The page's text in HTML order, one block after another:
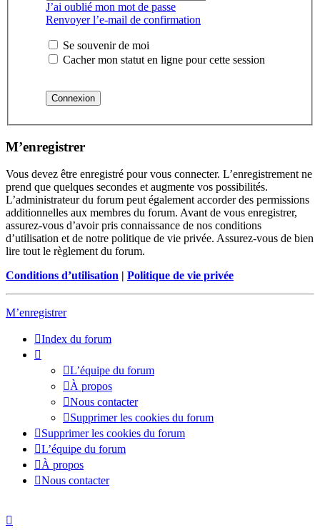
J’ai oublié mon mot de passe
Renvoyer l’e-mail de confirmation
Se souvenir de moi
Cacher mon statut en ligne pour cette session
M’enregistrer
Vous devez être enregistré pour vous connecter. L’enregistrement ne
prend que quelques secondes et augmente vos possibilités.
L’administrateur du forum peut également accorder des permissions
additionnelles aux membres du forum. Avant de vous enregistrer,
assurez-vous d’avoir pris connaissance de nos conditions
d’utilisation et de notre politique de vie privée. Assurez-vous de bien
lire tout le règlement du forum.
Conditions d’utilisation | Politique de vie privée
M’enregistrer
Index du forum
L’équipe du forum
À propos
Nous contacter
Supprimer les cookies du forum
Supprimer les cookies du forum
L’équipe du forum
À propos
Nous contacter